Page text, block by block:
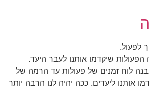
לפעול.
שיקדמו אותנו לעבר היעד.
לוח זמנים של פעולות עד הרמה של
אותנו ליעדים. ככה יהיה לנו הרבה יותר